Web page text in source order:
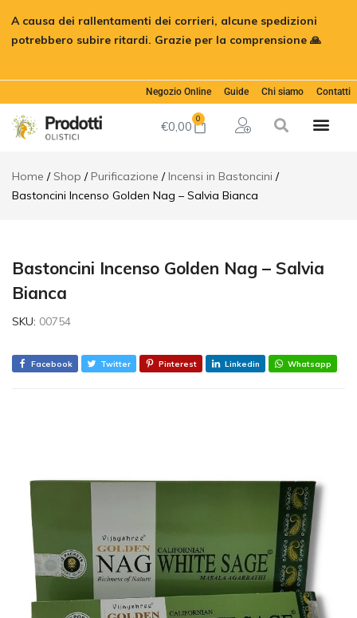
A causa dei rallentamenti dei corrieri, alcune spedizioni
potrebbero subire ritardi. Grazie per la comprensione 🙏
Negozio Online Guide Chi siamo Contatti
€0,00 0
Home Shop Purificazione
Incensi in Bastoncini
Bastoncini Incenso Golden Nag – Salvia Bianca
Bastoncini Incenso Golden Nag – Salvia
Bianca
SKU: 00754
Facebook Twitter Pinterest Linkedin Whatsapp
Bastoncini
Incenso
Golden
Bianca
Informazioni
aggiuntive
€ 2,00